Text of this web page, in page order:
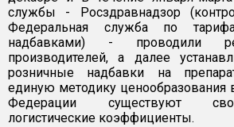
службы - Росздравнадзор
Федеральная служба по
надбавками) - проводили
производителей, а далее
розничные надбавки на
единую методику ценообразования
Федерации существуют
логистические коэффициенты.